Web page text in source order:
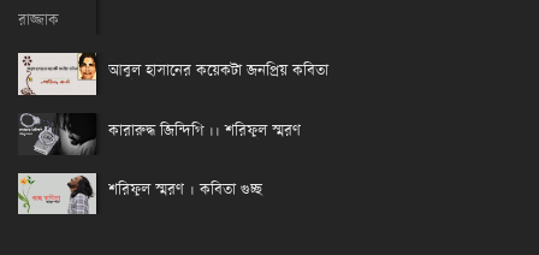
আবুল হাসানের কয়েকটা জনপ্রিয় কবিতা
কারারুদ্ধ জিন্দিগি ।। শরিফুল স্মরণ
শরিফুল স্মরণ । কবিতা গুচ্ছ